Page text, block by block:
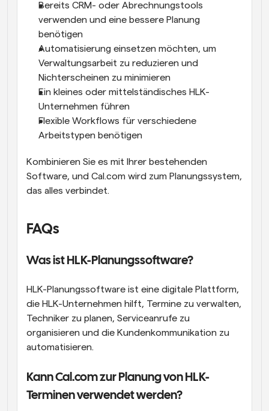
Bereits CRM- oder Abrechnungstools
verwenden und eine bessere Planung
benötigen
Automatisierung einsetzen möchten, um
Verwaltungsarbeit zu reduzieren und
Nichterscheinen zu minimieren
Ein kleines oder mittelständisches HLK-
Unternehmen führen
Flexible Workflows für verschiedene
Arbeitstypen benötigen
Kombinieren Sie es mit Ihrer bestehenden
Software, und Cal.com wird zum Planungssystem,
das alles verbindet.
FAQs
Was ist HLK-Planungssoftware?
HLK-Planungssoftware ist eine digitale Plattform,
die HLK-Unternehmen hilft, Termine zu verwalten,
Techniker zu planen, Serviceanrufe zu
organisieren und die Kundenkommunikation zu
automatisieren.
Kann Cal.com zur Planung von HLK-
Terminen verwendet werden?